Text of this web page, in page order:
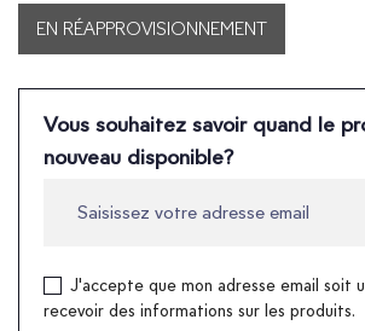
EN RÉAPPROVISIONNEMENT
Vous souhaitez savoir quand le
nouveau disponible?
J'accepte que mon adresse email soit
recevoir des informations sur les produits.